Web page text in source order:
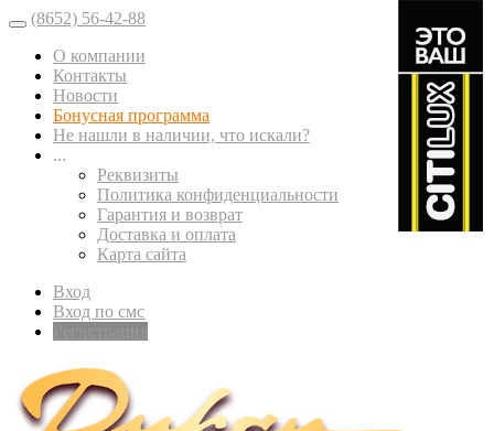
(8652) 56-42-88
О компании
Контакты
Новости
Бонусная программа
Не нашли в наличии, что искали?
...
Реквизиты
Политика конфиденциальности
Гарантия и возврат
Доставка и оплата
Карта сайта
Вход
Вход по смс